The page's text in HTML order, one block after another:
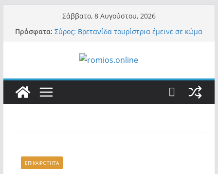
περιεχόμενο
Σάββατο, 8 Αυγούστου, 2026
Πρόσφατα: Σύρος: Βρετανίδα τουρίστρια έμεινε σε κώμα
– Η «μάχη» με τη σπάνια λοίμωξη
Οι ρυθμιστές – Σαμαράς και Κασιδιάρης θα
στο σύστημα και η συνεργασία με Le Pen
«Ελπίδα για Δημοκρατία» σε ΜΜΕ: «Στόχος
Ελλάδα
ΕΠΙΚΑΙΡΟΤΗΤΑ